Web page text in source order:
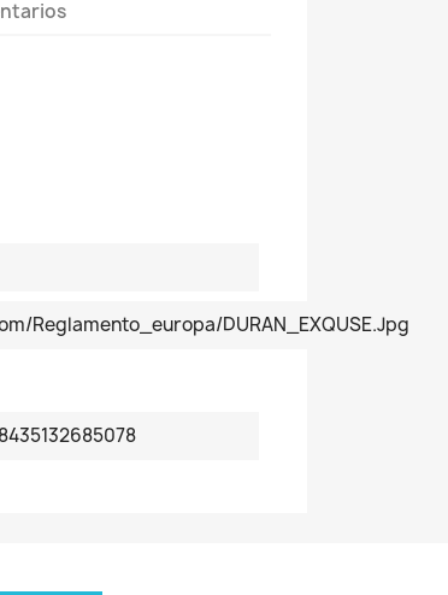
reglamento_europa/DURAN_EXQUSE.jpg
8435132685078